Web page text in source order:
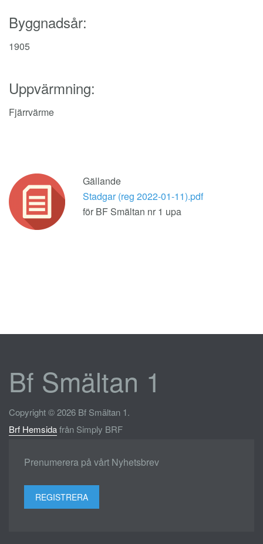
Byggnadsår:
1905
Uppvärmning:
Fjärrvärme
Gällande
Stadgar (reg 2022-01-11).pdf
för BF Smältan nr 1 upa
Bf Smältan 1
Copyright © 2026 Bf Smältan 1.
Brf Hemsidafrån Simply BRF
Prenumerera på vårt Nyhetsbrev
REGISTRERA